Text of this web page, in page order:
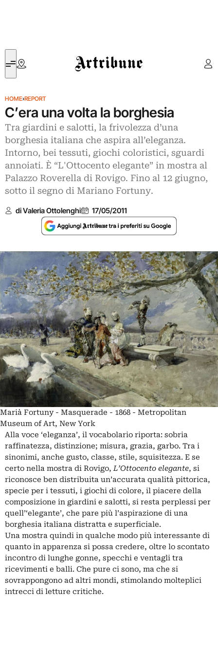
Artribune
HOME›REPORT
C’era una volta la borghesia
Tra giardini e salotti, la frivolezza d’una
borghesia italiana che aspira all’eleganza.
Intorno, bei tessuti, giochi coloristici, sguardi
annoiati. È “L'Ottocento elegante” in mostra al
Palazzo Roverella di Rovigo. Fino al 12 giugno,
sotto il segno di Mariano Fortuny.
di Valeria Ottolenghi 17/05/2011
Marià Fortuny - Masquerade - 1868 - Metropolitan
Museum of Art, New York
Alla voce ‘eleganza’, il vocabolario riporta: sobria
raffinatezza, distinzione; misura, grazia, garbo. Tra i
sinonimi, anche gusto, classe, stile, squisitezza. E se
certo nella mostra di Rovigo,L’Ottocento elegante, si
riconosce ben distribuita un’accurata qualità pittorica,
specie per i tessuti, i giochi di colore, il piacere della
composizione in giardini e salotti, si resta perplessi per
quell’‘elegante’, che pare più l’aspirazione di una
borghesia italiana distratta e superficiale.
Una mostra quindi in qualche modo più interessante di
quanto in apparenza si possa credere, oltre lo scontato
incontro di lunghe gonne, specchi e ventagli tra
ricevimenti e balli. Che pure ci sono, ma che si
sovrappongono ad altri mondi, stimolando molteplici
intrecci di letture critiche.